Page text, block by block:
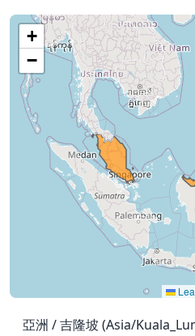
+
−
亞洲 / 吉隆坡 (Asia/